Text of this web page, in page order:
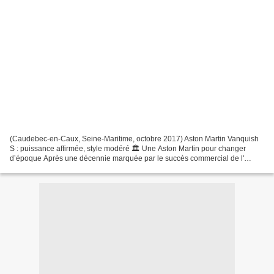
(Caudebec-en-Caux, Seine-Maritime, octobre 2017) Aston Martin Vanquish
S : puissance affirmée, style modéré 🏛️ Une Aston Martin pour changer
d’époque Après une décennie marquée par le succès commercial de l'